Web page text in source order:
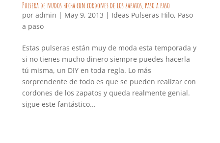
Pulsera de nudos hecha con cordones de los zapatos, paso a paso
por admin | May 9, 2013 | Ideas Pulseras Hilo, Paso
a paso
Estas pulseras están muy de moda esta temporada y
si no tienes mucho dinero siempre puedes hacerla
tú misma, un DIY en toda regla. Lo más
sorprendente de todo es que se pueden realizar con
cordones de los zapatos y queda realmente genial.
sigue este fantástico...